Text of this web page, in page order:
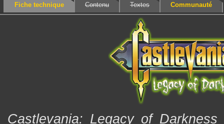
Fiche technique Contenu Textes Communauté
Castlevania: Legacy of